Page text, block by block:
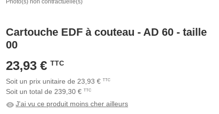
Cartouche EDF à couteau - AD 60 - taille
00
23,93 € TTC
Soit un prix unitaire de 23,93 € TTC
Soit un total de 239,30 € TTC
J'ai vu ce produit moins cher ailleurs